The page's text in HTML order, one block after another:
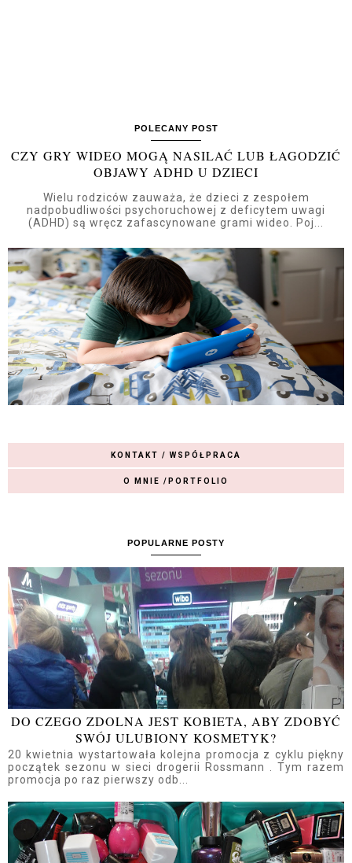
POLECANY POST
CZY GRY WIDEO MOGĄ NASILAĆ LUB ŁAGODZIĆ
OBJAWY ADHD U DZIECI
Wielu rodziców zauważa, że dzieci z zespołem
nadpobudliwości psychoruchowej z deficytem uwagi
(ADHD) są wręcz zafascynowane grami wideo. Poj...
KONTAKT / WSPÓŁPRACA
O MNIE /PORTFOLIO
POPULARNE POSTY
DO CZEGO ZDOLNA JEST KOBIETA, ABY ZDOBYĆ
SWÓJ ULUBIONY KOSMETYK?
20 kwietnia wystartowała kolejna promocja z cyklu piękny
początek sezonu w sieci drogerii Rossmann . Tym razem
promocja po raz pierwszy odb...